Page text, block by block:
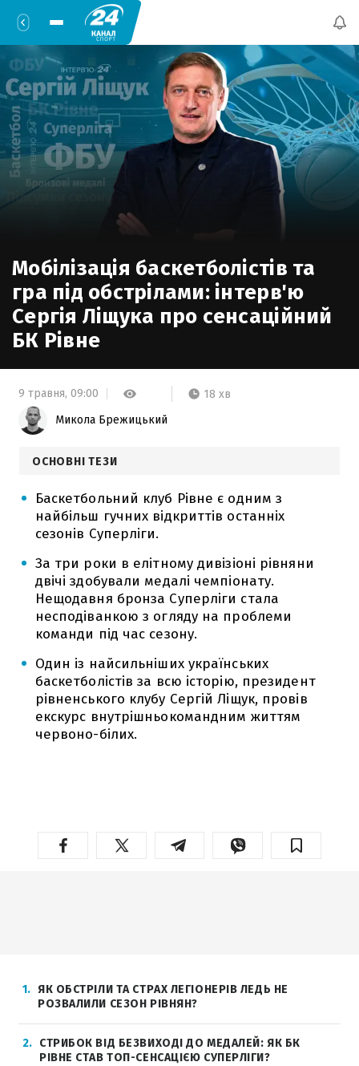
Мобілізація баскетболістів та
гра під обстрілами: інтерв'ю
Сергія Ліщука про сенсаційний
БК Рівне
9 травня, 09:00
18 хв
Микола Брежицький
ОСНОВНІ ТЕЗИ
Баскетбольний клуб Рівне є одним з
найбільш гучних відкриттів останніх
сезонів Суперліги.
За три роки в елітному дивізіоні рівняни
двічі здобували медалі чемпіонату.
Нещодавня бронза Суперліги стала
несподіванкою з огляду на проблеми
команди під час сезону.
Один із найсильніших українських
баскетболістів за всю історію, президент
рівненського клубу Сергій Ліщук, провів
екскурс внутрішньокомандним життям
червоно-білих.
1
ЯК ОБСТРІЛИ ТА СТРАХ ЛЕГІОНЕРІВ ЛЕДЬ НЕ
РОЗВАЛИЛИ СЕЗОН РІВНЯН?
2
СТРИБОК ВІД БЕЗВИХОДІ ДО МЕДАЛЕЙ: ЯК БК
РІВНЕ СТАВ ТОП-СЕНСАЦІЄЮ СУПЕРЛІГИ?